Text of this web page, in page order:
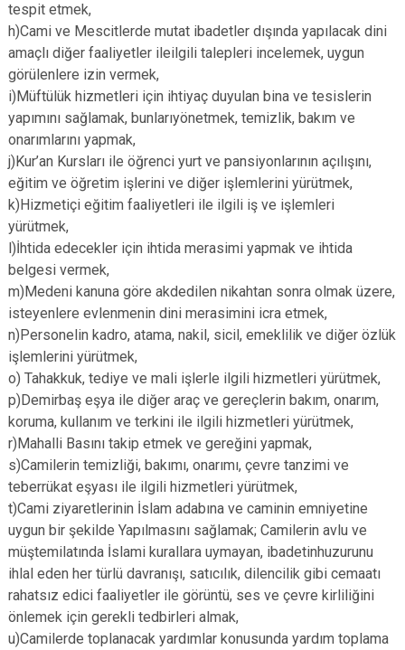
tespit etmek,
h)Cami ve Mescitlerde mutat ibadetler dışında yapılacak dini
amaçlı diğer faaliyetler ileilgili talepleri incelemek, uygun
görülenlere izin vermek,
i)Müftülük hizmetleri için ihtiyaç duyulan bina ve tesislerin
yapımını sağlamak, bunlarıyönetmek, temizlik, bakım ve
onarımlarını yapmak,
j)Kur’an Kursları ile öğrenci yurt ve pansiyonlarının açılışını,
eğitim ve öğretim işlerini ve diğer işlemlerini yürütmek,
k)Hizmetiçi eğitim faaliyetleri ile ilgili iş ve işlemleri
yürütmek,
l)İhtida edecekler için ihtida merasimi yapmak ve ihtida
belgesi vermek,
m)Medeni kanuna göre akdedilen nikahtan sonra olmak üzere,
isteyenlere evlenmenin dini merasimini icra etmek,
n)Personelin kadro, atama, nakil, sicil, emeklilik ve diğer özlük
işlemlerini yürütmek,
o) Tahakkuk, tediye ve mali işlerle ilgili hizmetleri yürütmek,
p)Demirbaş eşya ile diğer araç ve gereçlerin bakım, onarım,
koruma, kullanım ve terkini ile ilgili hizmetleri yürütmek,
r)Mahalli Basını takip etmek ve gereğini yapmak,
s)Camilerin temizliği, bakımı, onarımı, çevre tanzimi ve
teberrükat eşyası ile ilgili hizmetleri yürütmek,
t)Cami ziyaretlerinin İslam adabına ve caminin emniyetine
uygun bir şekilde Yapılmasını sağlamak; Camilerin avlu ve
müştemilatında İslami kurallara uymayan, ibadetinhuzurunu
ihlal eden her türlü davranışı, satıcılık, dilencilik gibi cemaatı
rahatsız edici faaliyetler ile görüntü, ses ve çevre kirliliğini
önlemek için gerekli tedbirleri almak,
u)Camilerde toplanacak yardımlar konusunda yardım toplama